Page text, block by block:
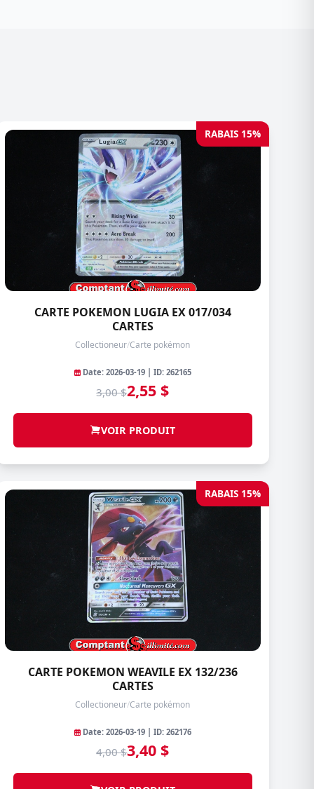
RABAIS 15%
CARTE POKEMON LUGIA EX 017/034
CARTES
Collectioneur/Carte pokémon
Date: 2026-03-19 | ID: 262165
3,00 $2,55 $
VOIR PRODUIT
RABAIS 15%
CARTE POKEMON WEAVILE EX 132/236
CARTES
Collectioneur/Carte pokémon
Date: 2026-03-19 | ID: 262176
4,00 $3,40 $